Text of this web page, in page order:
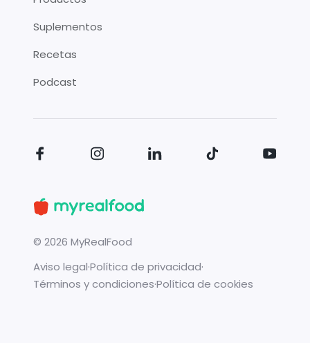
Suplementos
Recetas
Podcast
© 2026 MyRealFood
Aviso legal·Política de privacidad·
Términos y condiciones·Política de cookies